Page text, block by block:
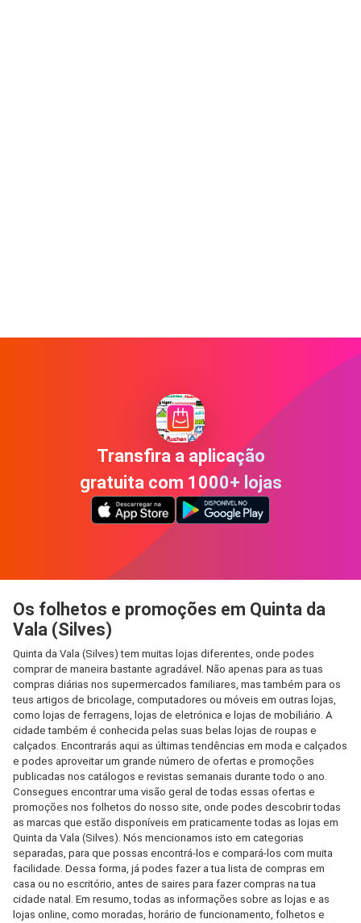
Transfira a aplicação
gratuita com 1000+ lojas
Os folhetos e promoções em Quinta da
Vala (Silves)
Quinta da Vala (Silves) tem muitas lojas diferentes, onde podes
comprar de maneira bastante agradável. Não apenas para as tuas
compras diárias nos supermercados familiares, mas também para os
teus artigos de bricolage, computadores ou móveis em outras lojas,
como lojas de ferragens, lojas de eletrónica e lojas de mobiliário. A
cidade também é conhecida pelas suas belas lojas de roupas e
calçados. Encontrarás aqui as últimas tendências em moda e calçados
e podes aproveitar um grande número de ofertas e promoções
publicadas nos catálogos e revistas semanais durante todo o ano.
Consegues encontrar uma visão geral de todas essas ofertas e
promoções nos folhetos do nosso site, onde podes descobrir todas
as marcas que estão disponíveis em praticamente todas as lojas em
Quinta da Vala (Silves). Nós mencionamos isto em categorias
separadas, para que possas encontrá-los e compará-los com muita
facilidade. Dessa forma, já podes fazer a tua lista de compras em
casa ou no escritório, antes de saires para fazer compras na tua
cidade natal. Em resumo, todas as informações sobre as lojas e as
lojas online, como moradas, horário de funcionamento, folhetos e